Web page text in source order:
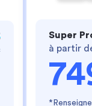
Super
à partir
*